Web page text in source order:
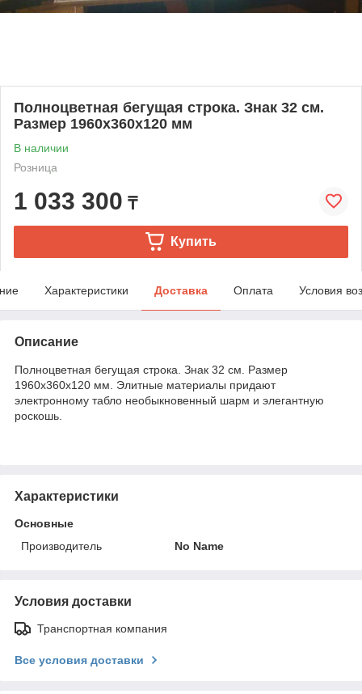
Полноцветная бегущая строка. Знак 32 см.
Размер 1960x360x120 мм
В наличии
Розница
1 033 300 ₸
Купить
Характеристики Доставка Оплата Условия
Описание
Полноцветная бегущая строка. Знак 32 см. Размер
1960x360x120 мм. Элитные материалы придают
электронному табло необыкновенный шарм и элегантную
роскошь.
Характеристики
Основные
Производитель
No Name
Условия доставки
Транспортная компания
Все условия доставки